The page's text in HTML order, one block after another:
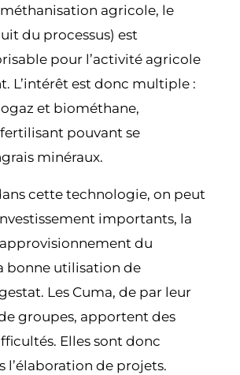
méthanisation agricole, le
du processus) est
pour l’activité agricole
L’intérêt est donc multiple :
et biométhane,
pouvant se
minéraux.
cette technologie, on peut
importants, la
du
bonne utilisation de
Les Cuma, de par leur
groupes, apportent des
Elles sont donc
l’élaboration de projets.